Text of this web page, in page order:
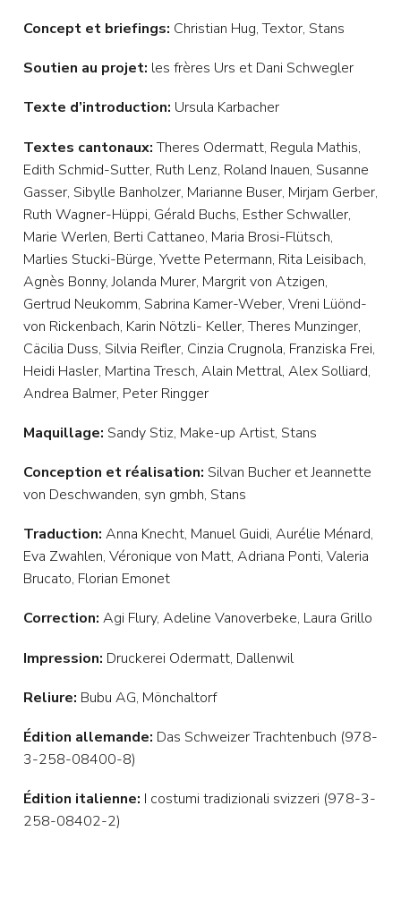
Concept et briefings: Christian Hug, Textor, Stans
Soutien au projet: les frères Urs et Dani Schwegler
Texte d’introduction: Ursula Karbacher
Textes cantonaux:Theres Odermatt, Regula Mathis,
Edith Schmid-Sutter, Ruth Lenz, Roland Inauen, Susanne
Gasser, Sibylle Banholzer, Marianne Buser, Mirjam Gerber,
Ruth Wagner-Hüppi, Gérald Buchs, Esther Schwaller,
Marie Werlen, Berti Cattaneo, Maria Brosi-Flütsch,
Marlies Stucki-Bürge, Yvette Petermann, Rita Leisibach,
Agnès Bonny, Jolanda Murer, Margrit von Atzigen,
Gertrud Neukomm, Sabrina Kamer-Weber, Vreni Lüönd-
von Rickenbach, Karin Nötzli- Keller, Theres Munzinger,
Cäcilia Duss, Silvia Reifler, Cinzia Crugnola, Franziska Frei,
Heidi Hasler, Martina Tresch, Alain Mettral, Alex Solliard,
Andrea Balmer, Peter Ringger
Maquillage: Sandy Stiz, Make-up Artist, Stans
Conception et réalisation: Silvan Bucher et Jeannette
von Deschwanden, syn gmbh, Stans
Traduction: Anna Knecht, Manuel Guidi, Aurélie Ménard,
Eva Zwahlen, Véronique von Matt, Adriana Ponti, Valeria
Brucato, Florian Emonet
Correction: Agi Flury, Adeline Vanoverbeke, Laura Grillo
Impression: Druckerei Odermatt, Dallenwil
Reliure: Bubu AG, Mönchaltorf
Édition allemande: Das Schweizer Trachtenbuch (978-
3-258-08400-8)
Édition italienne: I costumi tradizionali svizzeri (978-3-
258-08402-2)